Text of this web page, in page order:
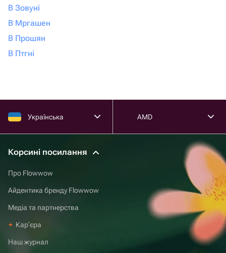
В Зовуні
В Мргашен
В Прошян
В Птгні
Українська AMD
Корсині посилання
Про Flowwow
Айдентика бренду Flowwow
Медіа та партнерства
Карʼєра
Наш журнал